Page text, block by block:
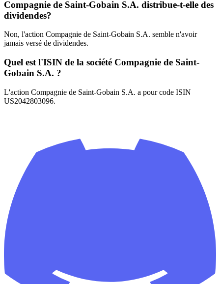
Compagnie de Saint-Gobain S.A. distribue-t-elle des
dividendes?
Non, l'action Compagnie de Saint-Gobain S.A. semble n'avoir
jamais versé de dividendes.
Quel est l'ISIN de la société Compagnie de Saint-
Gobain S.A. ?
L'action Compagnie de Saint-Gobain S.A. a pour code ISIN
US2042803096.